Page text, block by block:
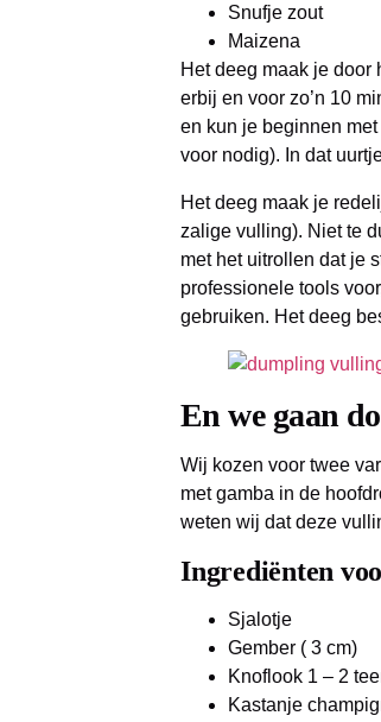
Snufje zout
Maizena
Het deeg maak je door
erbij en voor zo’n 10
en kun je beginnen
voor nodig). In dat
Het deeg maak je
zalige vulling). Niet te
met het uitrollen dat je
professionele tools
gebruiken. Het deeg
En we gaan
Wij kozen voor twee
met gamba in de
weten wij dat deze
Ingrediënten
Sjalotje
Gember ( 3 cm)
Knoflook 1 – 2
Kastanje